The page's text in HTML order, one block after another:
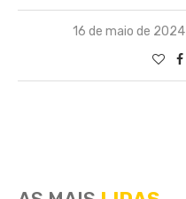
16 de maio de 2024